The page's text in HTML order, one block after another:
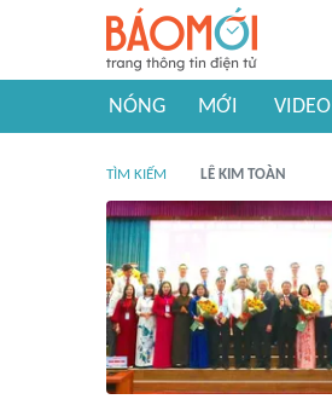
NÓNG MỚI VIDEO
TÌM KIẾM LÊ KIM TOÀN